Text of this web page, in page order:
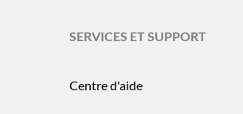
SERVICES ET SUPPORT
Centre d'aide